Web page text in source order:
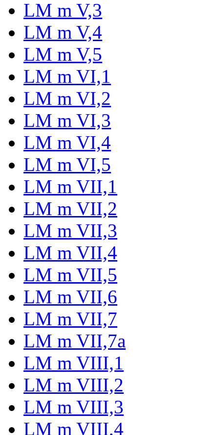
LM m V,3
LM m V,4
LM m V,5
LM m VI,1
LM m VI,2
LM m VI,3
LM m VI,4
LM m VI,5
LM m VII,1
LM m VII,2
LM m VII,3
LM m VII,4
LM m VII,5
LM m VII,6
LM m VII,7
LM m VII,7a
LM m VIII,1
LM m VIII,2
LM m VIII,3
LM m VIII,4